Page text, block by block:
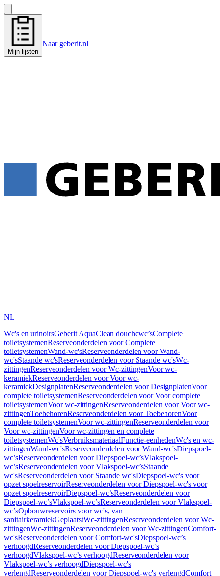
Mijn lijsten
Naar geberit.nl
NL
Wc's en urinoirsGeberit AquaClean douchewc’sComplete
toiletsystemenReserveonderdelen voor Complete
toiletsystemenWand-wc'sReserveonderdelen voor Wand-
wc'sStaande wc'sReserveonderdelen voor Staande wc'sWc-
zittingenReserveonderdelen voor Wc-zittingenVoor wc-
keramiekReserveonderdelen voor Voor wc-
keramiekDesignplatenReserveonderdelen voor DesignplatenVoor
complete toiletsystemenReserveonderdelen voor Voor complete
toiletsystemenVoor wc-zittingenReserveonderdelen voor Voor wc-
zittingenToebehorenReserveonderdelen voor ToebehorenVoor
complete toiletsystemenVoor wc-zittingenReserveonderdelen voor
Voor wc-zittingenVoor wc-zittingen en complete
toiletsystemenWc'sVerbruiksmateriaalFunctie-eenhedenWc's en wc-
zittingenWand-wc'sReserveonderdelen voor Wand-wc'sDiepspoel-
wc’sReserveonderdelen voor Diepspoel-wc’sVlakspoel-
wc’sReserveonderdelen voor Vlakspoel-wc’sStaande
wc'sReserveonderdelen voor Staande wc'sDiepspoel-wc's voor
opzet spoelreservoirReserveonderdelen voor Diepspoel-wc's voor
opzet spoelreservoirDiepspoel-wc’sReserveonderdelen voor
Diepspoel-wc’sVlakspoel-wc’sReserveonderdelen voor Vlakspoel-
wc’sOpbouwreservoirs voor wc's, van
sanitairkeramiekGeplaatstWc-zittingenReserveonderdelen voor Wc-
zittingenWc-zittingenReserveonderdelen voor Wc-zittingenComfort-
wc'sReserveonderdelen voor Comfort-wc'sDiepspoel-wc’s
verhoogdReserveonderdelen voor Diepspoel-wc’s
verhoogdVlakspoel-wc’s verhoogdReserveonderdelen voor
Vlakspoel-wc’s verhoogdDiepspoel-wc's
verlengdReserveonderdelen voor Diepspoel-wc's verlengdComfort